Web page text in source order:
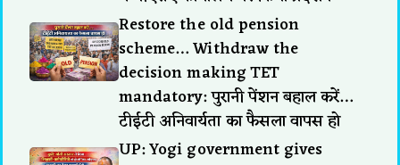
Restore the old pension
scheme… Withdraw the
decision making TET
mandatory: पुरानी पेंशन बहाल करें…
टीईटी अनिवार्यता का फैसला वापस हो
UP: Yogi government gives